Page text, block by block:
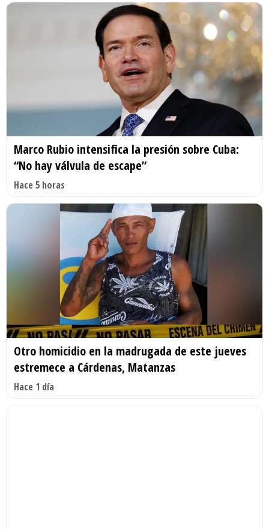
Marco Rubio intensifica la presión sobre Cuba:
“No hay válvula de escape”
Hace 5 horas
Otro homicidio en la madrugada de este jueves
estremece a Cárdenas, Matanzas
Hace 1 día